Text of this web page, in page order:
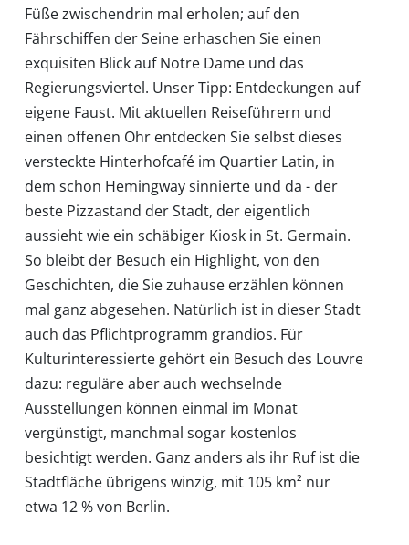
Füße zwischendrin mal erholen; auf den
Fährschiffen der Seine erhaschen Sie einen
exquisiten Blick auf Notre Dame und das
Regierungsviertel. Unser Tipp: Entdeckungen auf
eigene Faust. Mit aktuellen Reiseführern und
einen offenen Ohr entdecken Sie selbst dieses
versteckte Hinterhofcafé im Quartier Latin, in
dem schon Hemingway sinnierte und da - der
beste Pizzastand der Stadt, der eigentlich
aussieht wie ein schäbiger Kiosk in St. Germain.
So bleibt der Besuch ein Highlight, von den
Geschichten, die Sie zuhause erzählen können
mal ganz abgesehen. Natürlich ist in dieser Stadt
auch das Pflichtprogramm grandios. Für
Kulturinteressierte gehört ein Besuch des Louvre
dazu: reguläre aber auch wechselnde
Ausstellungen können einmal im Monat
vergünstigt, manchmal sogar kostenlos
besichtigt werden. Ganz anders als ihr Ruf ist die
Stadtfläche übrigens winzig, mit 105 km² nur
etwa 12 % von Berlin.